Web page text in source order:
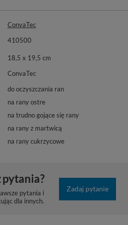
ConvaTec
410500
18,5 x 19,5 cm
ConvaTec
do oczyszczania ran
na rany ostre
na trudno gojące się rany
na rany z martwicą
na rany cukrzycowe
pytania?
pytania i
dla innych.
Zadaj pytanie